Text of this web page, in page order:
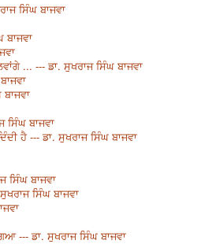
ਸਿੰਘ ਬਾਜਵਾ
ਬਾਜਵਾ
... --- ਡਾ. ਸੁਖਰਾਜ ਸਿੰਘ ਬਾਜਵਾ
ਸਿੰਘ ਬਾਜਵਾ
ਹੈ --- ਡਾ. ਸੁਖਰਾਜ ਸਿੰਘ ਬਾਜਵਾ
ਸਿੰਘ ਬਾਜਵਾ
ਸਿੰਘ ਬਾਜਵਾ
--- ਡਾ. ਸੁਖਰਾਜ ਸਿੰਘ ਬਾਜਵਾ